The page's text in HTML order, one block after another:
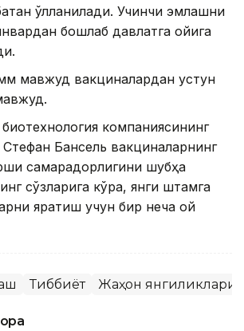
қўлланилади. Учинчи эмлашни
бошлаб давлатга ойига
мавжуд вакциналардан устун
компаниясининг
Бансель вакциналарнинг
самарадорлигини шубҳа
сўзларига кўра, янги штамга
яратиш учун бир неча ой
Тиббиёт Жаҳон янгиликлари